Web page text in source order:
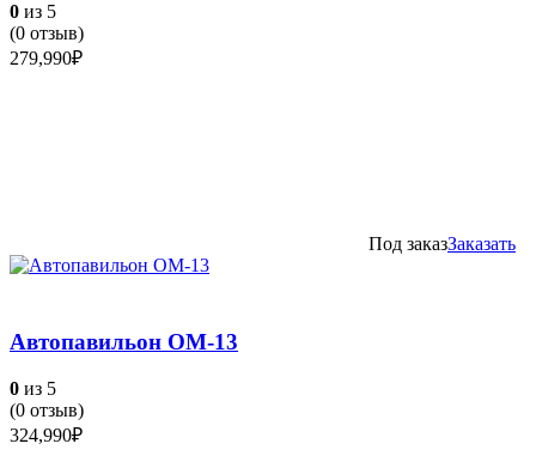
0 из 5
(0 отзыв)
279,990₽
Под заказЗаказать
Автопавильон ОМ-13
0 из 5
(0 отзыв)
324,990₽